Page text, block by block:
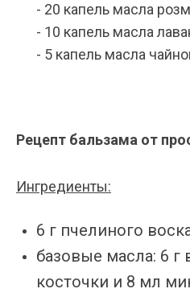
- 20 капель масла
- 10 капель масла
- 5 капель масла
Рецепт бальзама от
Ингредиенты:
6 г пчелиного
базовые масла: 6 г
косточки и 8 мл